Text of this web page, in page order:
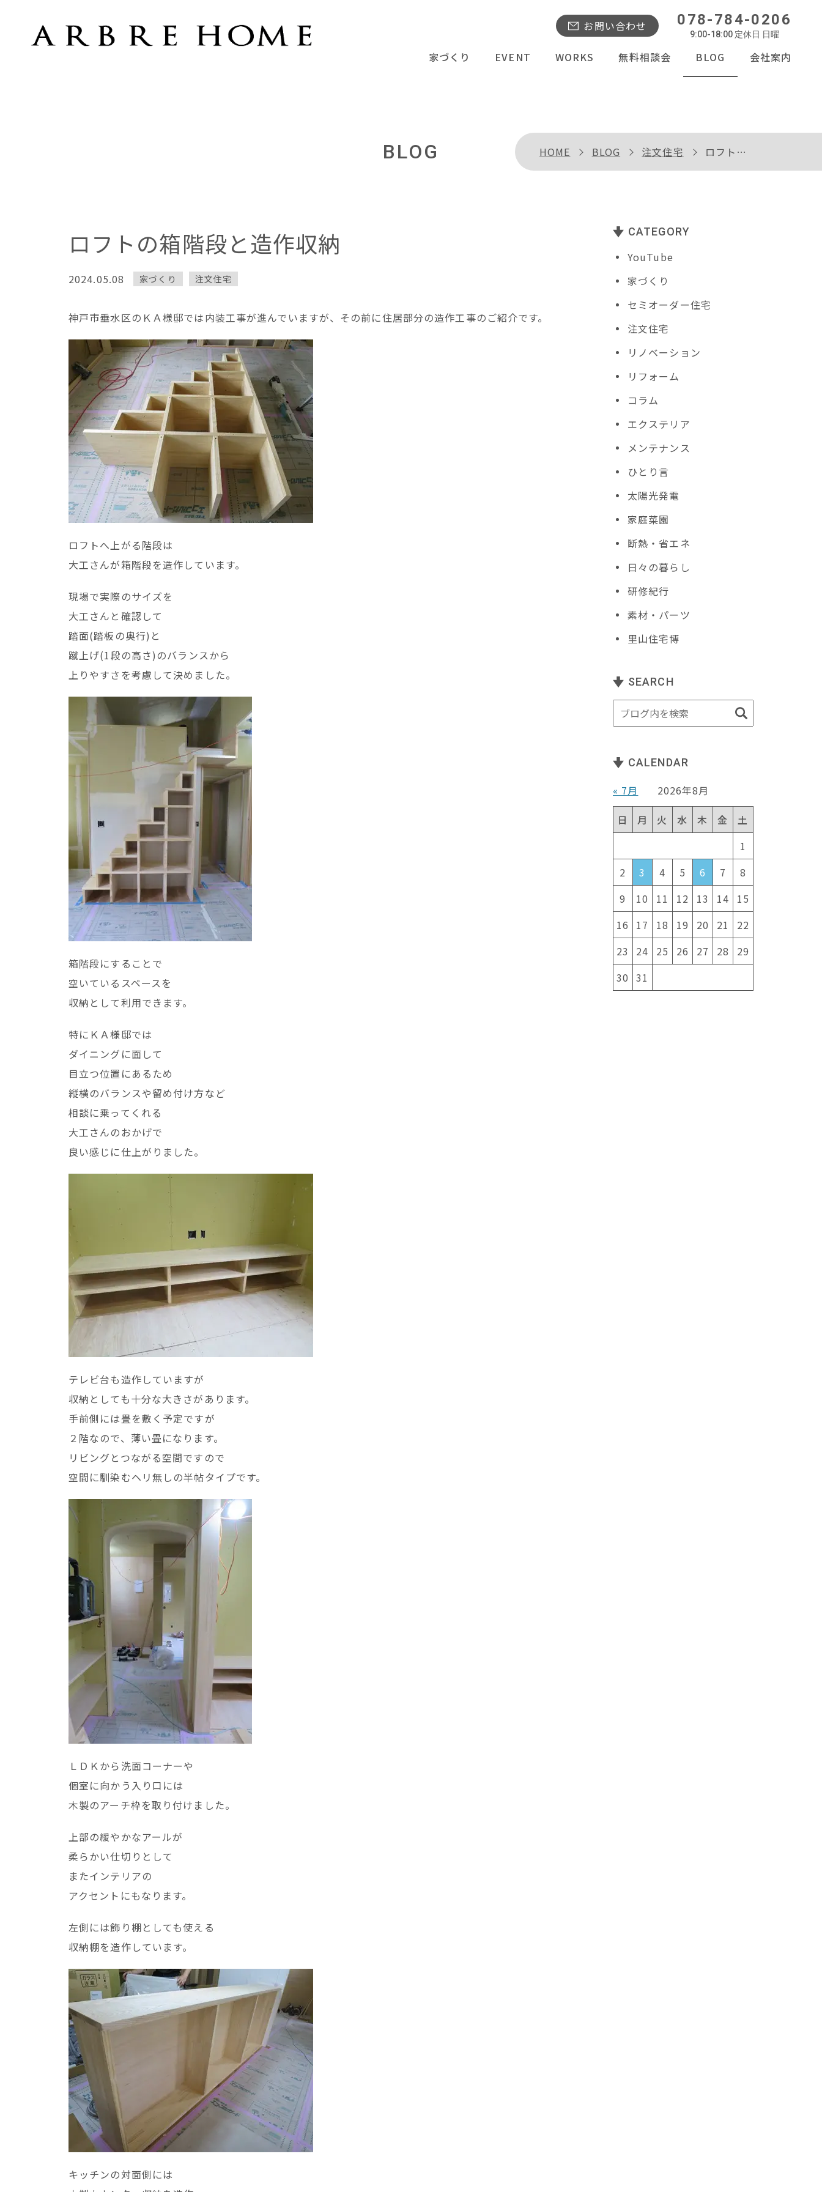
家づくり EVENT WORKS 無料相談会 BLOG 会社案内
お問い合わせ 078-784-0206
9:00-18:00 定休日 日曜
HOME BLOG 注文住宅 ロフトの箱階段と造作収納
BLOG
ロフトの箱階段と造作収納
2024.05.08 家づくり 注文住宅
神戸市垂水区のＫＡ様邸では内装工事が進んでいますが、その前に住居部分の造作工事のご紹介です。
ロフトへ上がる階段は
大工さんが箱階段を造作しています。
現場で実際のサイズを
大工さんと確認して
踏面(踏板の奥行)と
蹴上げ(1段の高さ)のバランスから
上りやすさを考慮して決めました。
箱階段にすることで
空いているスペースを
収納として利用できます。
特にＫＡ様邸では
ダイニングに面して
目立つ位置にあるため
縦横のバランスや留め付け方など
相談に乗ってくれる
大工さんのおかげで
良い感じに仕上がりました。
テレビ台も造作していますが
収納としても十分な大きさがあります。
手前側には畳を敷く予定ですが
２階なので、薄い畳になります。
リビングとつながる空間ですので
空間に馴染むヘリ無しの半帖タイプです。
ＬＤＫから洗面コーナーや
個室に向かう入り口には
木製のアーチ枠を取り付けました。
上部の緩やかなアールが
柔らかい仕切りとして
またインテリアの
アクセントにもなります。
左側には飾り棚としても使える
収納棚を造作しています。
キッチンの対面側には
CATEGORY
YouTube
家づくり
セミオーダー住宅
注文住宅
リノベーション
リフォーム
コラム
エクステリア
メンテナンス
ひとり言
太陽光発電
家庭菜園
断熱・省エネ
日々の暮らし
研修紀行
素材・パーツ
里山住宅博
SEARCH
CALENDAR
« 7月
2026年8月
日
月 火 水 木 金
土
1
2
3 4 5 6 7
8
9
10 11 12 13 14
15
16
17 18 19 20 21
22
23
24 25 26 27 28
29
30 31